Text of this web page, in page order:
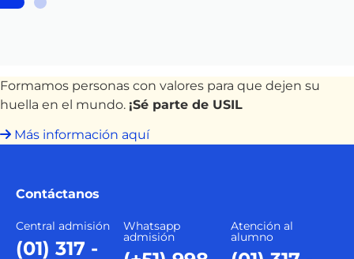
Formamos personas con valores para que dejen su
huella en el mundo. ¡Sé parte de USIL
Más información aquí
Contáctanos
Central admisión
(01) 317 -
Whatsapp
admisión
Atención al
alumno